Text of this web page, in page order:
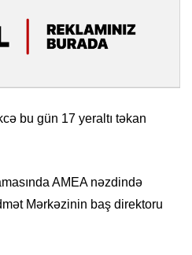
bu gün 17 yeraltı təkan
AMEA nəzdində
Mərkəzinin baş direktoru